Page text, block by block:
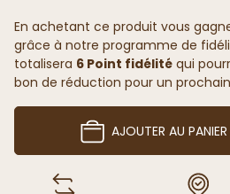
En achetant ce produit vous
grâce à notre programme de
totalisera 6 Point fidélité qui
bon de réduction pour un
AJOUTER AU PANIER